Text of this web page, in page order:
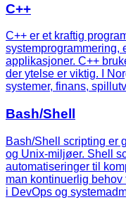
C++
C++ er et kraftig
systemprogrammering,
applikasjoner. C++
der ytelse er viktig. I
systemer, finans,
Bash/Shell
Bash/Shell scripting er
og Unix-miljøer. Shell
automatiseringer til
man kontinuerlig
i DevOps og